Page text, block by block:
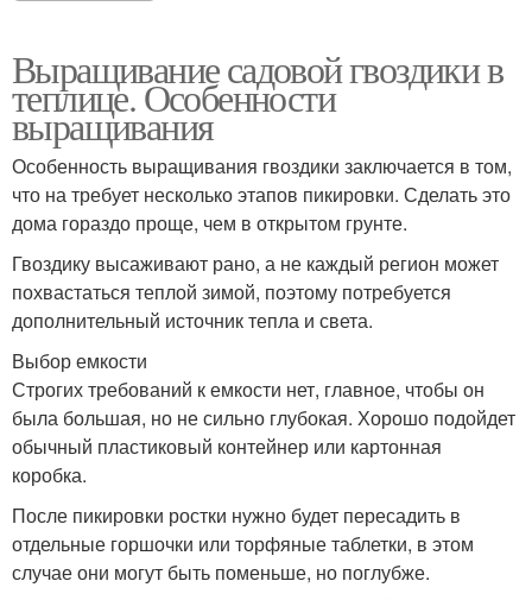
Выращивание садовой гвоздики в
теплице. Особенности
выращивания
Особенность выращивания гвоздики заключается в том,
что на требует несколько этапов пикировки. Сделать это
дома гораздо проще, чем в открытом грунте.
Гвоздику высаживают рано, а не каждый регион может
похвастаться теплой зимой, поэтому потребуется
дополнительный источник тепла и света.
Выбор емкости
Строгих требований к емкости нет, главное, чтобы он
была большая, но не сильно глубокая. Хорошо подойдет
обычный пластиковый контейнер или картонная
коробка.
После пикировки ростки нужно будет пересадить в
отдельные горшочки или торфяные таблетки, в этом
случае они могут быть поменьше, но поглубже.